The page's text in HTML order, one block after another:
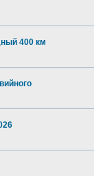
400 км